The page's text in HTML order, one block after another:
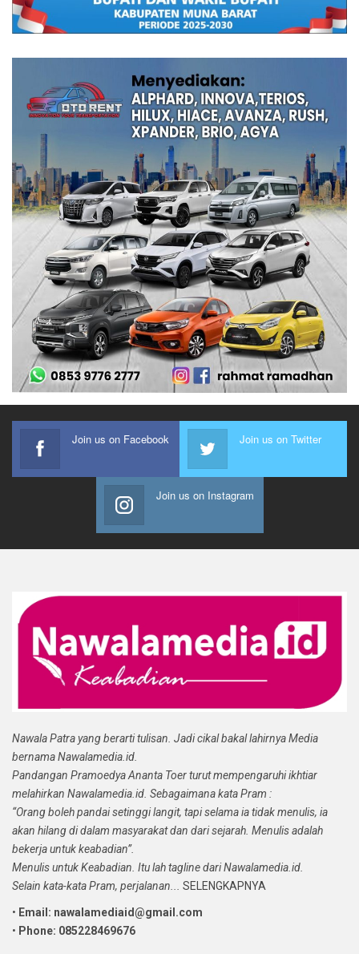
Join us on Facebook Join us on Twitter
Join us on Instagram
Nawala Patra yang berarti tulisan. Jadi cikal bakal lahirnya Media
bernama Nawalamedia.id.
Pandangan Pramoedya Ananta Toer turut mempengaruhi ikhtiar
melahirkan Nawalamedia.id. Sebagaimana kata Pram :
“Orang boleh pandai setinggi langit, tapi selama ia tidak menulis, ia
akan hilang di dalam masyarakat dan dari sejarah. Menulis adalah
bekerja untuk keabadian”.
Menulis untuk Keabadian. Itu lah tagline dari Nawalamedia.id.
Selain kata-kata Pram, perjalanan...
SELENGKAPNYA
• Email: nawalamediaid@gmail.com
• Phone: 085228469676